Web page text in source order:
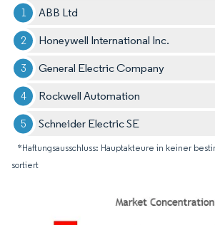
ABB Ltd
Honeywell International Inc.
General Electric Company
Rockwell Automation
Schneider Electric SE
*Haftungsausschluss: Hauptakteure in keiner
sortiert